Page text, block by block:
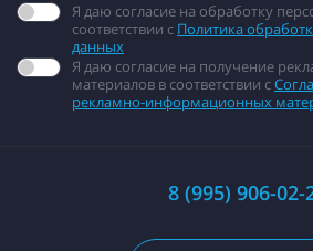
Я даю согласие на обработку
соответствии с Политика
данных
Я даю согласие на получение
материалов в соответствии с
рекламно-информационных
8 (995) 906-02-